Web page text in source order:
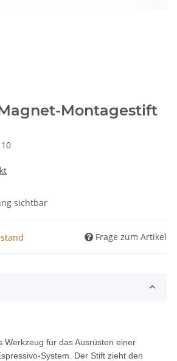
Montagestift
sichtbar
Frage zum Artikel
Werkzeug für das Ausrüsten einer
System. Der Stift zieht den